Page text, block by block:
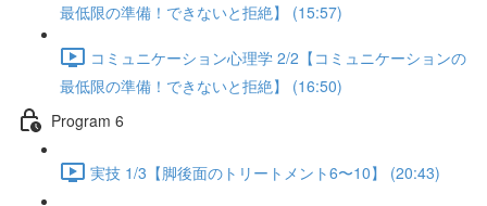
最低限の準備！できないと拒絶】 (15:57)
コミュニケーション心理学 2/2【コミュニケーションの
最低限の準備！できないと拒絶】 (16:50)
Program 6
実技 1/3【脚後面のトリートメント6〜10】 (20:43)